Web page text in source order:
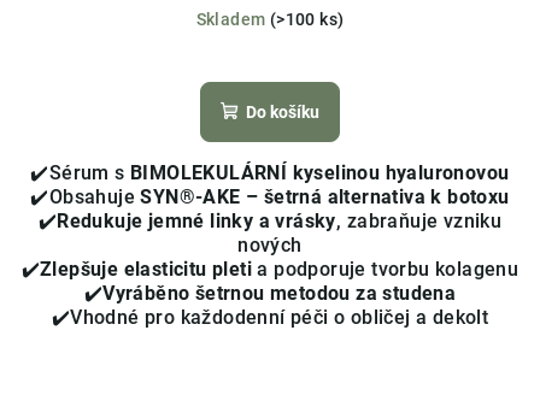
Skladem (>100 ks)
hodnocení
produktu
z
5
hvězdiček.
Do košíku
✔️Sérum s BIMOLEKULÁRNÍ kyselinou hyaluronovou
✔️ObsahujeSYN®-AKE – šetrná alternativa k botoxu
✔️Redukuje jemné linky a vrásky, zabraňuje vzniku
nových
✔️Zlepšuje elasticitu pleti a podporuje tvorbu kolagenu
✔️Vyráběno šetrnou metodou za studena
✔️Vhodné pro každodenní péči o obličej a dekolt